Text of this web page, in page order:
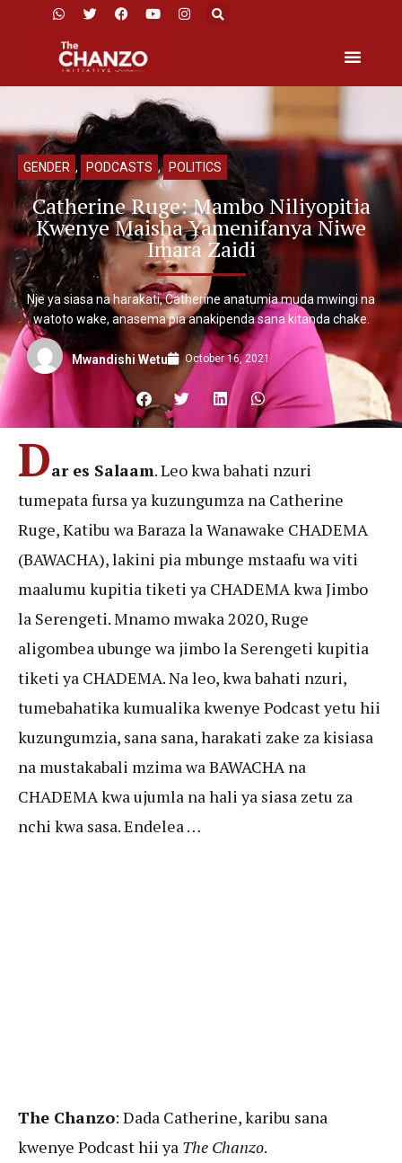
GENDER , PODCASTS , POLITICS
Catherine Ruge: Mambo Niliyopitia
Kwenye Maisha Yamenifanya Niwe
Imara Zaidi
Nje ya siasa na harakati, Catherine anatumia muda mwingi na
watoto wake, anasema pia anakipenda sana kitanda chake.
Mwandishi Wetu October 16, 2021
Dar es Salaam. Leo kwa bahati nzuri
tumepata fursa ya kuzungumza na Catherine
Ruge, Katibu wa Baraza la Wanawake CHADEMA
(BAWACHA), lakini pia mbunge mstaafu wa viti
maalumu kupitia tiketi ya CHADEMA kwa Jimbo
la Serengeti. Mnamo mwaka 2020, Ruge
aligombea ubunge wa jimbo la Serengeti kupitia
tiketi ya CHADEMA. Na leo, kwa bahati nzuri,
tumebahatika kumualika kwenye Podcast yetu hii
kuzungumzia, sana sana, harakati zake za kisiasa
na mustakabali mzima wa BAWACHA na
CHADEMA kwa ujumla na hali ya siasa zetu za
nchi kwa sasa. Endelea …
The Chanzo: Dada Catherine, karibu sana
kwenye Podcast hii ya The Chanzo.